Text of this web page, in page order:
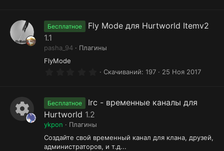
з
в
з
Бесплатное
Fly Mode для Hurtworld Itemv2
1.1
pasha_94
Плагины
FlyMode
0
з
Скачиваний 197 25 Ноя 2017
Бесплатное
Irc - временные каналы для
Hurtworld 1.2
ykpon
Плагины
Создайте свой временный канал для клана, друзей,
администраторов, и т.д...